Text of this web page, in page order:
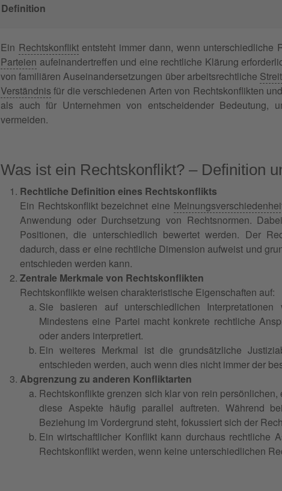
Definition
Ein Rechtskonfliktentsteht immer dann, wenn unterschiedliche
Parteien aufeinandertreffen und eine rechtliche Klärung
von familiären Auseinandersetzungen über arbeitsrechtliche
Verständnis für die verschiedenen Arten von Rechtskonflikten
als auch für Unternehmen von entscheidender Bedeutung,
vermeiden.
Was ist ein Rechtskonflikt? – Definition
Rechtliche Definition eines Rechtskonflikts
Ein Rechtskonflikt bezeichnet eine
Anwendung oder Durchsetzung von Rechtsnormen.
Positionen, die unterschiedlich bewertet werden. Der
dadurch, dass er eine rechtliche Dimension aufweist und
entschieden werden kann.
Zentrale Merkmale von Rechtskonflikten
Rechtskonflikte weisen charakteristische Eigenschaften auf:
Sie basieren auf unterschiedlichen
Mindestens eine Partei macht konkrete rechtliche
oder anders interpretiert.
Ein weiteres Merkmal ist die grundsätzliche
entschieden werden, auch wenn dies nicht immer der
Abgrenzung zu anderen Konfliktarten
Rechtskonflikte grenzen sich klar von rein
diese Aspekte häufig parallel auftreten. Während
Beziehung im Vordergrund steht, fokussiert sich der
Ein wirtschaftlicher Konflikt kann durchaus rechtliche
Rechtskonflikt werden, wenn keine unterschiedlichen